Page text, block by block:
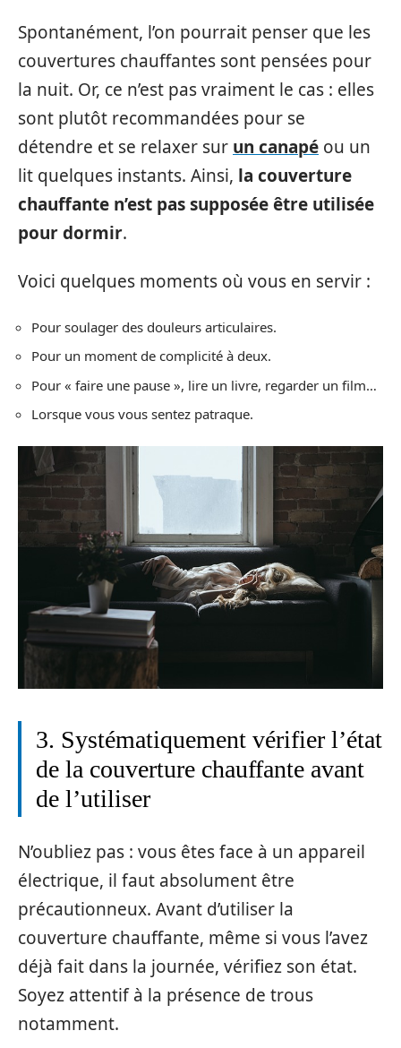
Spontanément, l’on pourrait penser que les
couvertures chauffantes sont pensées pour
la nuit. Or, ce n’est pas vraiment le cas : elles
sont plutôt recommandées pour se
détendre et se relaxer sur un canapé ou un
lit quelques instants. Ainsi, la couverture
chauffante n’est pas supposée être utilisée
pour dormir.
Voici quelques moments où vous en servir :
Pour soulager des douleurs articulaires.
Pour un moment de complicité à deux.
Pour « faire une pause », lire un livre, regarder un film…
Lorsque vous vous sentez patraque.
3. Systématiquement vérifier l’état
de la couverture chauffante avant
de l’utiliser
N’oubliez pas : vous êtes face à un appareil
électrique, il faut absolument être
précautionneux. Avant d’utiliser la
couverture chauffante, même si vous l’avez
déjà fait dans la journée, vérifiez son état.
Soyez attentif à la présence de trous
notamment.